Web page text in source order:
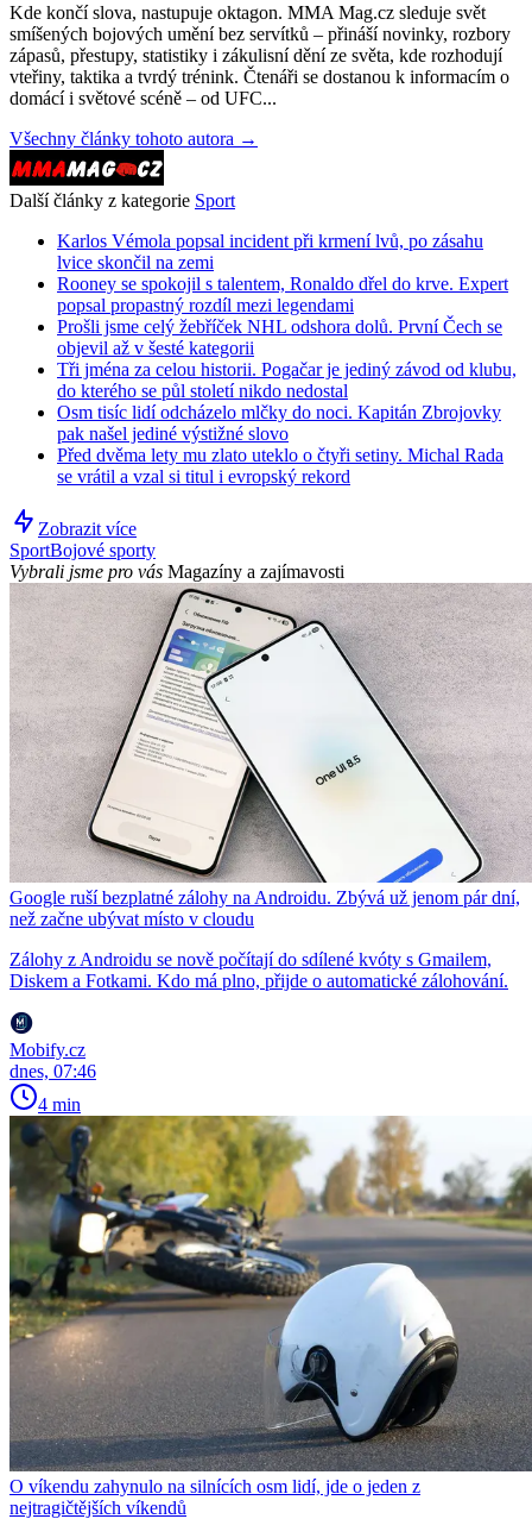
Kde končí slova, nastupuje oktagon. MMA Mag.cz sleduje svět
smíšených bojových umění bez servítků – přináší novinky, rozbory
zápasů, přestupy, statistiky i zákulisní dění ze světa, kde rozhodují
vteřiny, taktika a tvrdý trénink. Čtenáři se dostanou k informacím o
domácí i světové scéně – od UFC...
Všechny články tohoto autora →
Další články z kategorie Sport
Karlos Vémola popsal incident při krmení lvů, po zásahu
lvice skončil na zemi
Rooney se spokojil s talentem, Ronaldo dřel do krve. Expert
popsal propastný rozdíl mezi legendami
Prošli jsme celý žebříček NHL odshora dolů. První Čech se
objevil až v šesté kategorii
Tři jména za celou historii. Pogačar je jediný závod od klubu,
do kterého se půl století nikdo nedostal
Osm tisíc lidí odcházelo mlčky do noci. Kapitán Zbrojovky
pak našel jediné výstižné slovo
Před dvěma lety mu zlato uteklo o čtyři setiny. Michal Rada
se vrátil a vzal si titul i evropský rekord
Zobrazit více
SportBojové sporty
Vybrali jsme pro vás Magazíny a zajímavosti
Google ruší bezplatné zálohy na Androidu. Zbývá už jenom pár dní,
než začne ubývat místo v cloudu
Zálohy z Androidu se nově počítají do sdílené kvóty s Gmailem,
Diskem a Fotkami. Kdo má plno, přijde o automatické zálohování.
Mobify.cz
dnes, 07:46
4 min
O víkendu zahynulo na silnících osm lidí, jde o jeden z
nejtragičtějších víkendů